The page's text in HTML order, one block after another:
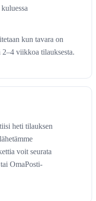
kun tavara on
2–4 viikkoa tilauksesta.
heti tilauksen
voit seurata
OmaPosti-